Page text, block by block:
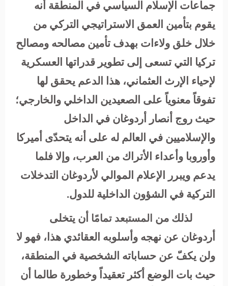
جماعات الإسلام السياسي في المنطقة أنه
يقوم بتأمين العمق الاستراتيجي التركي من
خلال خلق ولاءات بهدف تأمين مصالحه ومصالح
تركيا التي تسعى إلى تطوير قدراتها العسكرية
لإحياء الإرث العثماني، هذا الدعم يحقق لها
تفوقاً معنوياً على الصعيدين الداخلي والخارجي؛
حيث روج أنصار أردوغان في الداخل
والإسلاميين في العالم له على أنه يتحدّى أميركا
وأوروبا وأعداء الأتراك من العرب، وإلا فلما
يدعم ويبرر الإعلام الموالي لأردوغان التدخلات
التركية في الشؤون الداخلية للدول.
لذلك من المستبعد تمامًا أن يتخلى
أردوغان عن نهجه وأسلوبه العقائدي هذا، فهو لا
ولن يكفّ عن حساباته الشخصية في المنطقة،
حيث بات الوضع أكثر تعقيداً وخطورة طالما أن